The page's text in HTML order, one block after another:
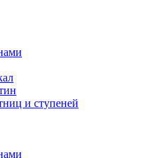
и ступеней